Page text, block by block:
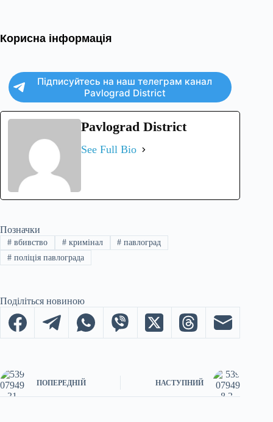
Корисна інформація
Підписуйтесь на наш телеграм канал
Pavlograd District
Pavlograd District
See Full Bio
Позначки
#вбивство #кримінал # павлоград
#поліція павлограда
Поділіться новиною
ПОПЕРЕДНІЙ НАСТУПНИЙ